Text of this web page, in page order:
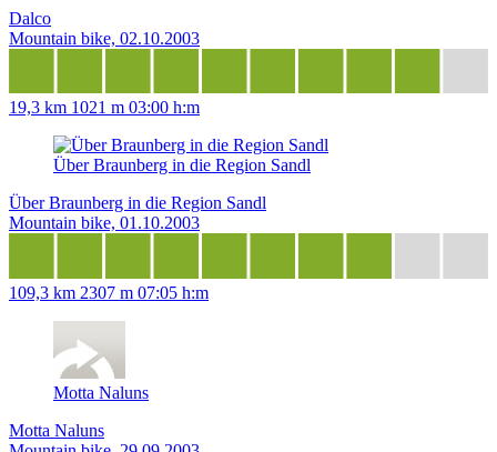
Dalco
Mountain bike, 02.10.2003
19,3 km 1021 m 03:00 h:m
Über Braunberg in die Region Sandl
Über Braunberg in die Region Sandl
Mountain bike, 01.10.2003
109,3 km 2307 m 07:05 h:m
Motta Naluns
Motta Naluns